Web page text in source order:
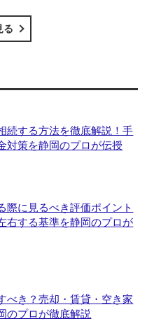
る
続する方法を徹底解説！手
対策を静岡のプロが伝授
際に見るべき評価ポイント
右する基準を静岡のプロが
べき？売却・賃貸・空き家
のプロが徹底解説